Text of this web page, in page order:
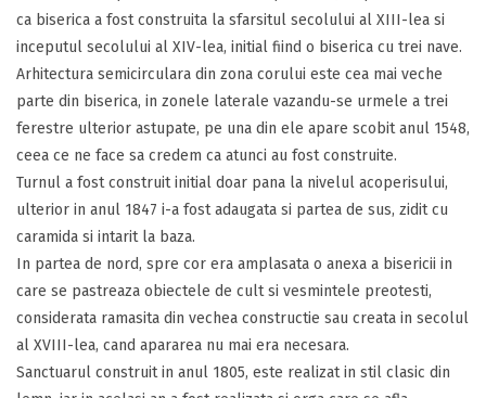
ca biserica a fost construita la sfarsitul secolului al XIII-lea si
inceputul secolului al XIV-lea, initial fiind o biserica cu trei nave.
Arhitectura semicirculara din zona corului este cea mai veche
parte din biserica, in zonele laterale vazandu-se urmele a trei
ferestre ulterior astupate, pe una din ele apare scobit anul 1548,
ceea ce ne face sa credem ca atunci au fost construite.
Turnul a fost construit initial doar pana la nivelul acoperisului,
ulterior in anul 1847 i-a fost adaugata si partea de sus, zidit cu
caramida si intarit la baza.
In partea de nord, spre cor era amplasata o anexa a bisericii in
care se pastreaza obiectele de cult si vesmintele preotesti,
considerata ramasita din vechea constructie sau creata in secolul
al XVIII-lea, cand apararea nu mai era necesara.
Sanctuarul construit in anul 1805, este realizat in stil clasic din